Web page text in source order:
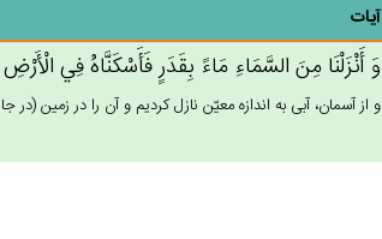
آیات
وَ أَنْزَلْنَا مِن‌َ السَّمَاءِ مَاءً بِقَدَرٍ فَأَسْكَنَّاه‌ُ فِي‌
و از آسمان، آبى به اندازه معيّن نازل كرديم و آن را در زمين (در